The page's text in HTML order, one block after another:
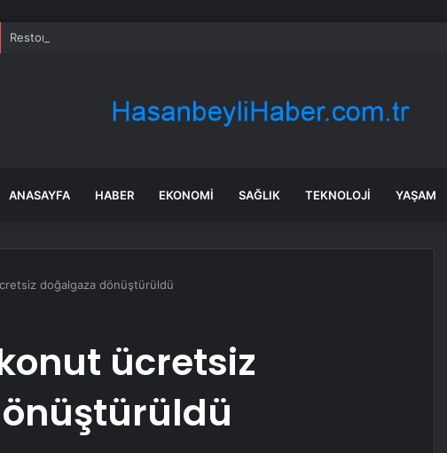
Restoran mutfağında skandal görüntü! Hamuru böyle hazırladılar
ANASAYFA HABER EKONOMI SAĞLIK TEKNOLOJI YAŞAM
doğalgaza dönüştürüldü
ücretsiz